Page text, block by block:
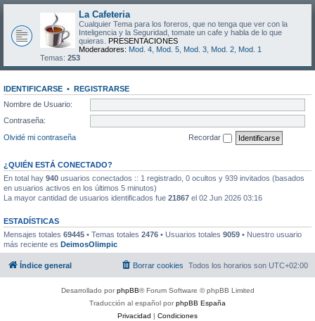
La Cafeteria
Cualquier Tema para los foreros, que no tenga que ver con la
Inteligencia y la Seguridad, tomate un cafe y habla de lo que
quieras. PRESENTACIONES
Moderadores: Mod. 4 Mod. 5 Mod. 3 Mod. 2 Mod. 1
Temas: 253
IDENTIFICARSE • REGISTRARSE
Nombre de Usuario:
Contraseña:
Olvidé mi contraseña
Recordar
¿QUIÉN ESTÁ CONECTADO?
En total hay 940 usuarios conectados :: 1 registrado, 0 ocultos y 939 invitados (basados
en usuarios activos en los últimos 5 minutos)
La mayor cantidad de usuarios identificados fue 21867 el 02 Jun 2026 03:16
ESTADÍSTICAS
Mensajes totales 69445 • Temas totales 2476 • Usuarios totales 9059 • Nuestro usuario
más reciente es DeimosOlimpic
Índice general Todos los horarios son UTC+02:00
Borrar cookies
Desarrollado porphpBB® Forum Software © phpBB Limited
Traducción al español porphpBB España
Privacidad | Condiciones